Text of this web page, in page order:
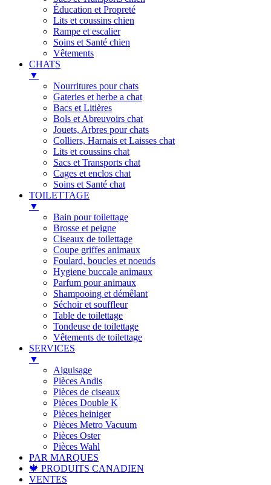
Éducation et Propreté
Lits et coussins chien
Rampe et escalier
Soins et Santé chien
Vêtements
CHATS
▼
Nourritures pour chats
Gateries et herbe a chat
Bacs et Litières
Bols et Abreuvoirs chat
Jouets, Arbres pour chats
Colliers, Harnais et Laisses chat
Lits et coussins chat
Sacs et Transports chat
Cages et enclos chat
Soins et Santé chat
TOILETTAGE
▼
Bain pour toilettage
Brosse et peigne
Ciseaux de toilettage
Coupe griffes animaux
Foulard, boucles et noeuds
Hygiene buccale animaux
Parfum pour animaux
Shampooing et démêlant
Séchoir et souffleur
Table de toilettage
Tondeuse de toilettage
Vêtements de toilettage
SERVICES
▼
Aiguisage
Pièces Andis
Pièces de ciseaux
Pièces Double K
Pièces heiniger
Pièces Metro Vacuum
Pièces Oster
Pièces Wahl
PAR MARQUES
🍁 PRODUITS CANADIEN
VENTES